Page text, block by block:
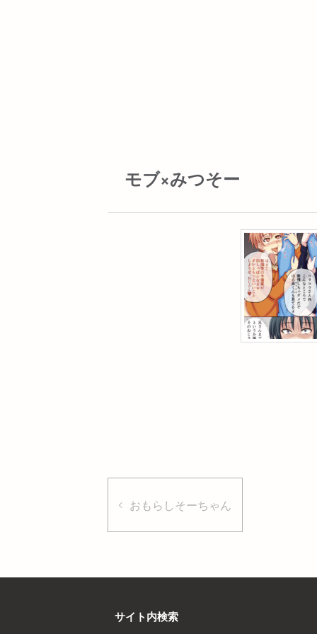
モブ×みつそー
おもらしそーちゃん
サイト内検索